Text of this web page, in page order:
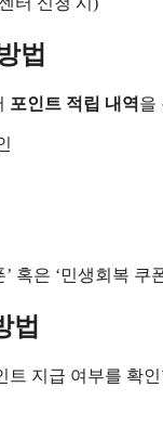
법
포인트 적립 내역 을
혹은 ‘민생회복
법
트 지급 여부를 확